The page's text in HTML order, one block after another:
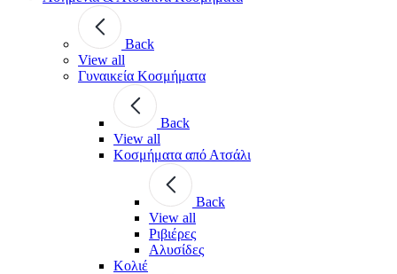
Back
View all
Γυναικεία Κοσμήματα
Back
View all
Κοσμήματα από Ατσάλι
Back
View all
Ριβιέρες
Αλυσίδες
Κολιέ